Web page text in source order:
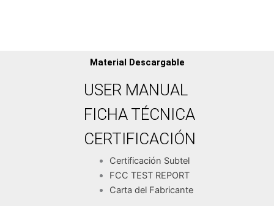
Material Descargable
USER MANUAL
FICHA TÉCNICA
CERTIFICACIÓN
Certificación Subtel
FCC TEST REPORT
Carta del Fabricante